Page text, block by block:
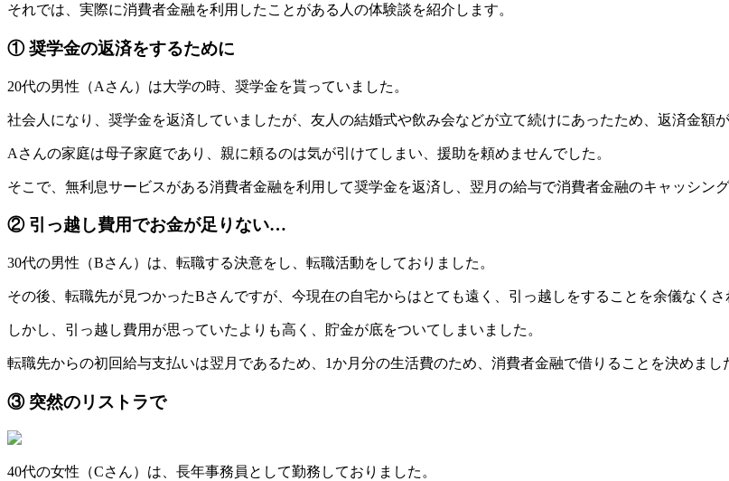
それでは、実際に消費者金融を利用したことがある人の体験談を紹介します。
① 奨学金の返済をするために
20代の男性（Aさん）は大学の時、奨学金を貰っていました。
社会人になり、奨学金を返済していましたが、友人の結婚式や飲み会などが立て続けにあったため、返済金額
Aさんの家庭は母子家庭であり、親に頼るのは気が引けてしまい、援助を頼めませんでした。
そこで、無利息サービスがある消費者金融を利用して奨学金を返済し、翌月の給与で消費者金融のキャッシング
② 引っ越し費用でお金が足りない…
30代の男性（Bさん）は、転職する決意をし、転職活動をしておりました。
その後、転職先が見つかったBさんですが、今現在の自宅からはとても遠く、引っ越しをすることを余儀なくさ
しかし、引っ越し費用が思っていたよりも高く、貯金が底をついてしまいました。
転職先からの初回給与支払いは翌月であるため、1か月分の生活費のため、消費者金融で借りることを決めまし
③ 突然のリストラで
40代の女性（Cさん）は、長年事務員として勤務しておりました。